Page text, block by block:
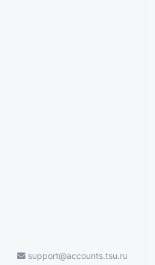
support@accounts.tsu.ru